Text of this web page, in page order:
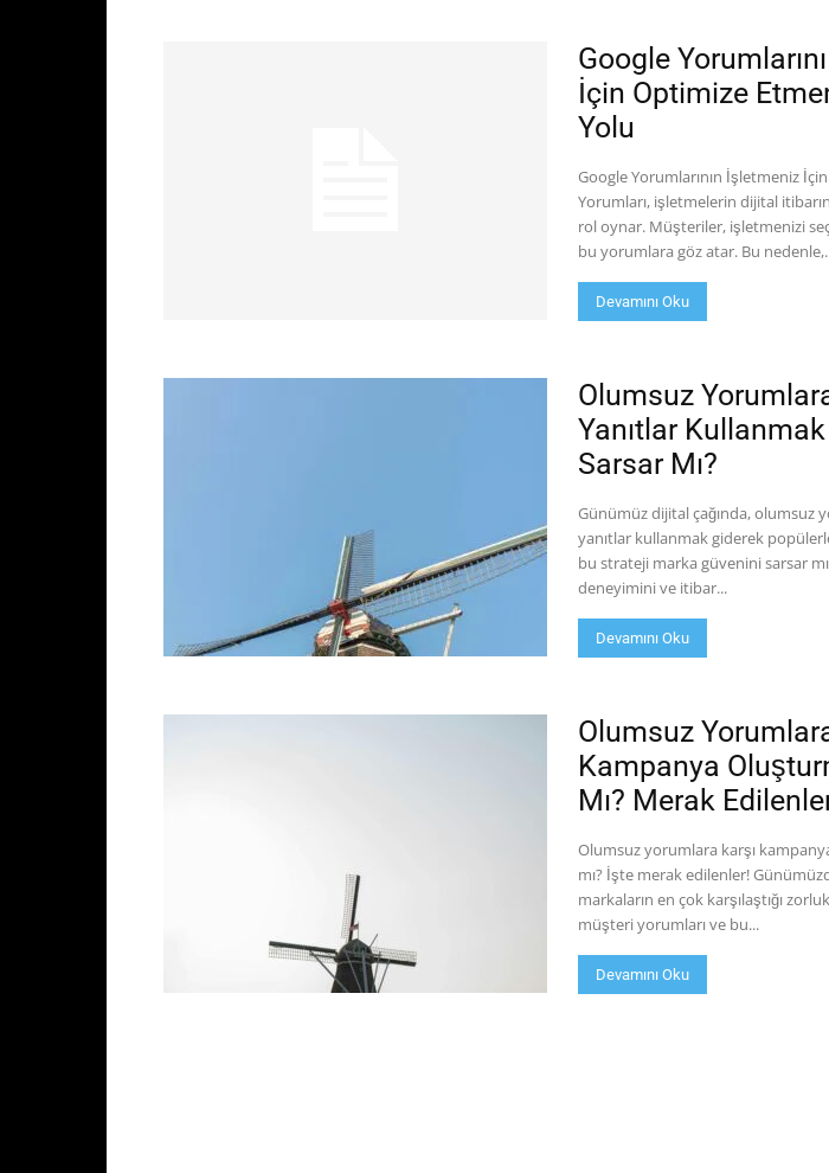
Google
İçin Optimize
Yolu
Google Yorumlarının İşletmeniz
Yorumları, işletmelerin dijital
rol oynar. Müşteriler, işletmenizi
bu yorumlara göz atar. Bu
Devamını Oku
Olumsuz
Yanıtlar
Sarsar Mı?
Günümüz dijital çağında, olumsuz
yanıtlar kullanmak giderek
bu strateji marka güvenini sarsar
deneyimini ve itibar...
Devamını Oku
Olumsuz
Kampanya
Mı? Merak
Olumsuz yorumlara karşı
mı? İşte merak edilenler!
markaların en çok karşılaştığı
müşteri yorumları ve bu...
Devamını Oku